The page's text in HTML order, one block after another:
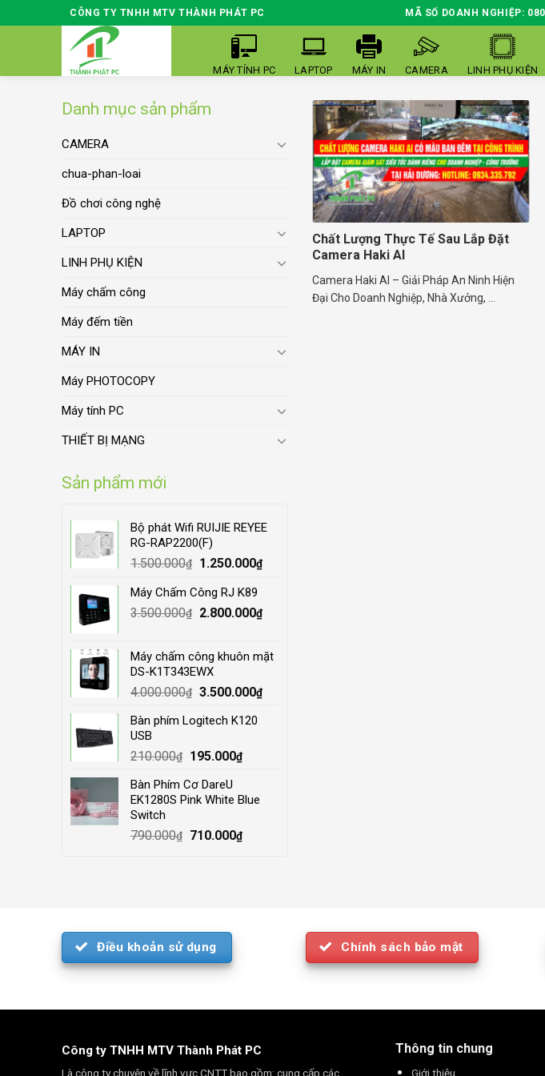
to
CÔNG TY TNHH MTV THÀNH PHÁT PC MÃ SỐ DOANH NGHIỆP:
MÁY TÍNH PC LAPTOP MÁY IN CAMERA LINH PHỤ KIỆN
Danh mục sản phẩm
CAMERA
chua-phan-loai
Đồ chơi công nghệ
LAPTOP
LINH PHỤ KIỆN
Máy chấm công
Máy đếm tiền
MÁY IN
Máy PHOTOCOPY
Máy tính PC
THIẾT BỊ MẠNG
Sản phẩm mới
Bộ phát Wifi RUIJIE REYEE
RG-RAP2200(F)
1.500.000₫
Original
was:
1.500.000₫.
1.250.000₫Current
1.250.000₫.
Máy Chấm Công RJ K89
3.500.000₫
Original
3.500.000₫.
2.800.000₫Current
2.800.000₫.
Máy chấm công khuôn mặt
DS-K1T343EWX
4.000.000₫ Original
was:
3.500.000₫Current
Bàn phím Logitech K120
USB
210.000₫
Original
was:
210.000₫.
195.000₫Current
195.000₫.
Bàn Phím Cơ DareU
EK1280S Pink White Blue
Switch
790.000₫
Original
710.000₫Current
Chất Lượng Thực Tế Sau Lắp Đặt
Camera Haki AI
Camera Haki AI – Giải Pháp An Ninh Hiện
Đại Cho Doanh Nghiệp, Nhà Xưởng, ...
Điều khoản sử dụng Chính sách bảo mật
Công ty TNHH MTV Thành Phát PC
Là công ty chuyên về lĩnh vực CNTT bao gồm: cung cấp các
Thông tin chung
Giới thiệu